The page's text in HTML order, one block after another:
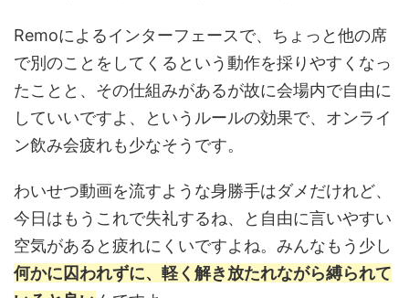
Remoによるインターフェースで、ちょっと他の席
で別のことをしてくるという動作を採りやすくなっ
たことと、その仕組みがあるが故に会場内で自由に
していいですよ、というルールの効果で、オンライ
ン飲み会疲れも少なそうです。
わいせつ動画を流すような身勝手はダメだけれど、
今日はもうこれで失礼するね、と自由に言いやすい
空気があると疲れにくいですよね。みんなもう少し
何かに囚われずに、軽く解き放たれながら縛られて